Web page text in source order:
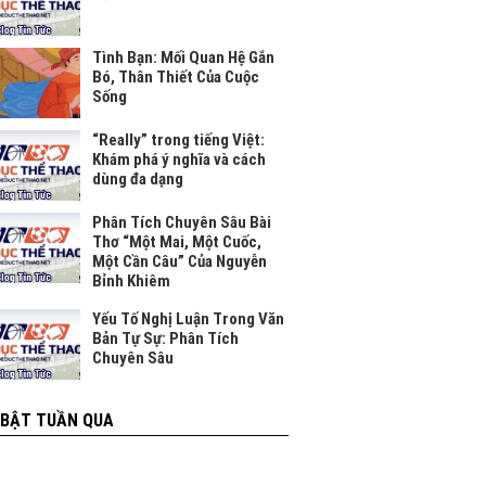
Tình Bạn: Mối Quan Hệ Gắn
Bó, Thân Thiết Của Cuộc
Sống
“Really” trong tiếng Việt:
Khám phá ý nghĩa và cách
dùng đa dạng
Phân Tích Chuyên Sâu Bài
Thơ “Một Mai, Một Cuốc,
Một Cần Câu” Của Nguyễn
Bỉnh Khiêm
Yếu Tố Nghị Luận Trong Văn
Bản Tự Sự: Phân Tích
Chuyên Sâu
TUẦN QUA